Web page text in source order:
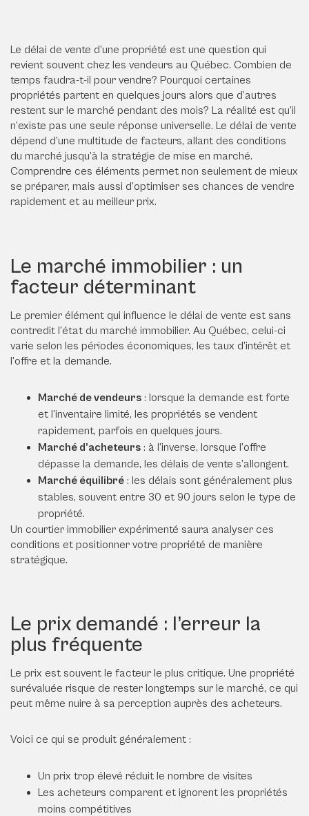
Le délai de vente d’une propriété est une question qui
revient souvent chez les vendeurs au Québec. Combien de
temps faudra-t-il pour vendre? Pourquoi certaines
propriétés partent en quelques jours alors que d’autres
restent sur le marché pendant des mois? La réalité est qu’il
n’existe pas une seule réponse universelle. Le délai de vente
dépend d’une multitude de facteurs, allant des conditions
du marché jusqu’à la stratégie de mise en marché.
Comprendre ces éléments permet non seulement de mieux
se préparer, mais aussi d’optimiser ses chances de vendre
rapidement et au meilleur prix.
Le marché immobilier : un
facteur déterminant
Le premier élément qui influence le délai de vente est sans
contredit l’état du marché immobilier. Au Québec, celui-ci
varie selon les périodes économiques, les taux d’intérêt et
l’offre et la demande.
Marché de vendeurs : lorsque la demande est forte
et l’inventaire limité, les propriétés se vendent
rapidement, parfois en quelques jours.
Marché d’acheteurs : à l’inverse, lorsque l’offre
dépasse la demande, les délais de vente s’allongent.
Marché équilibré : les délais sont généralement plus
stables, souvent entre 30 et 90 jours selon le type de
propriété.
Un courtier immobilier expérimenté saura analyser ces
conditions et positionner votre propriété de manière
stratégique.
Le prix demandé : l’erreur la
plus fréquente
Le prix est souvent le facteur le plus critique. Une propriété
surévaluée risque de rester longtemps sur le marché, ce qui
peut même nuire à sa perception auprès des acheteurs.
Voici ce qui se produit généralement :
Un prix trop élevé réduit le nombre de visites
Les acheteurs comparent et ignorent les propriétés
moins compétitives